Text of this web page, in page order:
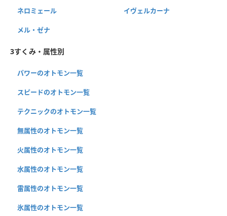
ネロミェール イヴェルカーナ
メル・ゼナ
3すくみ・属性別
パワーのオトモン一覧
スピードのオトモン一覧
テクニックのオトモン一覧
無属性のオトモン一覧
火属性のオトモン一覧
水属性のオトモン一覧
雷属性のオトモン一覧
氷属性のオトモン一覧